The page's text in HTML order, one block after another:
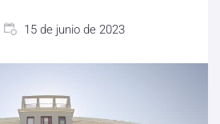
15 de junio de 2023